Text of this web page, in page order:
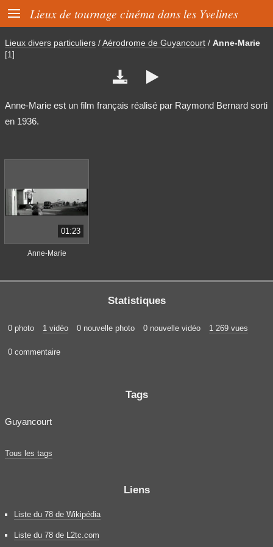
 Lieux de tournage cinéma dans les Yvelines
Lieux divers particuliers /Aérodrome de Guyancourt / Anne-Marie
[1]
 
Anne-Marie est un film français réalisé par Raymond Bernard sorti
en 1936.
01:23
Anne-Marie
Statistiques
0 photo 1 vidéo 0 nouvelle photo 0 nouvelle vidéo 1 269 vues
0 commentaire
Tags
Guyancourt
Tous les tags
Liens
Liste du 78 de Wikipédia
Liste du 78 de L2tc.com